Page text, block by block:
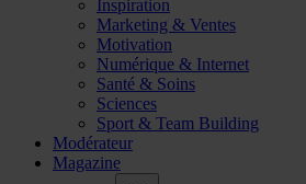
Inspiration
Marketing & Ventes
Motivation
Numérique & Internet
Santé & Soins
Sciences
Sport & Team Building
Modérateur
Magazine